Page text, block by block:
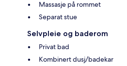
Massasje på rommet
Separat stue
Selvpleie og baderom
Privat bad
Kombinert dusj/badekar